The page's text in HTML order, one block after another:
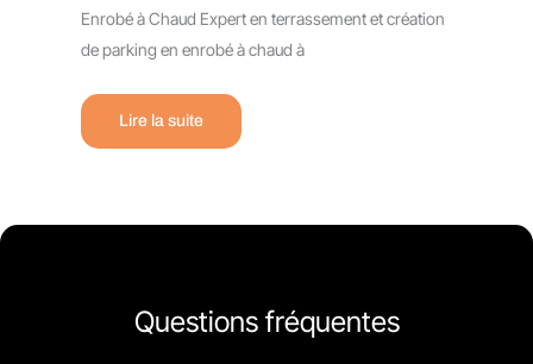
Enrobé à Chaud Expert en terrassement et création
de parking en enrobé à chaud à
Lire la suite
Questions fréquentes